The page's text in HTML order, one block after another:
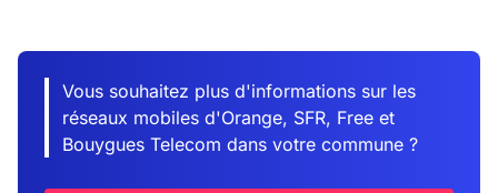
Vous souhaitez plus d'informations sur les
réseaux mobiles d'Orange, SFR, Free et
Bouygues Telecom dans votre commune ?